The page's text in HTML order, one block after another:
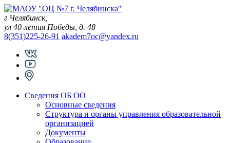
Skip
to
content
г Челябинск,
ул 40-летия Победы, д. 48
8(351)225-26-91 akadem7oc@yandex.ru
Сведения ОБ ОО
Основные сведения
Структура и органы управления образовательной
организацией
Документы